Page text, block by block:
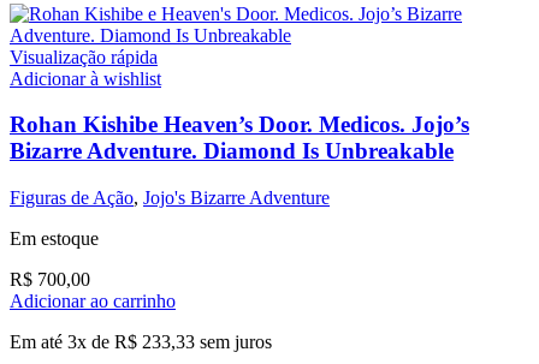
Visualização rápida
Adicionar à wishlist
Rohan Kishibe Heaven’s Door. Medicos. Jojo’s
Bizarre Adventure. Diamond Is Unbreakable
Figuras de Ação, Jojo's Bizarre Adventure
Em estoque
R$ 700,00
Adicionar ao carrinho
Em até 3x de R$ 233,33 sem juros